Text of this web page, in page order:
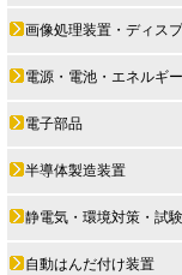
画像処理装置・ディス
電源・電池・エネルギー
電子部品
半導体製造装置
静電気・環境対策・試
自動はんだ付け装置